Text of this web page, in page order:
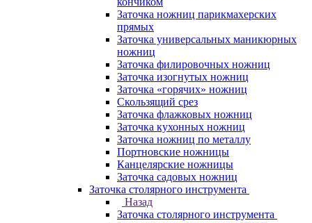
Заточка ножниц парикмахерских
прямых
Заточка универсальных маникюрных
ножниц
Заточка филировочных ножниц
Заточка изогнутых ножниц
Заточка «горячих» ножниц
Скользящий срез
Заточка флажковых ножниц
Заточка кухонных ножниц
Заточка ножниц по металлу
Портновские ножницы
Канцелярские ножницы
Заточка садовых ножниц
Заточка столярного инструмента
Назад
Заточка столярного инструмента